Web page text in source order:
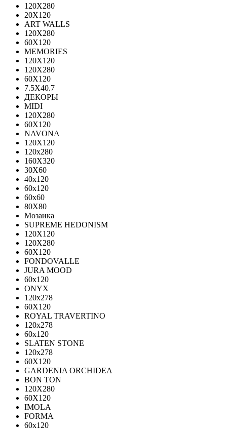
120Х280
20X120
ART WALLS
120Х280
60Х120
MEMORIES
120X120
120X280
60Х120
7.5X40.7
ДЕКОРЫ
MIDI
120Х280
60Х120
NAVONA
120X120
120x280
160X320
30X60
40x120
60x120
60x60
80X80
Мозаика
SUPREME HEDONISM
120X120
120X280
60X120
FONDOVALLE
JURA MOOD
60х120
ONYX
120х278
60X120
ROYAL TRAVERTINO
120х278
60х120
SLATEN STONE
120х278
60X120
GARDENIA ORCHIDEA
BON TON
120X280
60X120
IMOLA
FORMA
60x120